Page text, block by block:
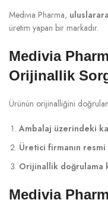
Medivia Pharma,
üretim yapan bir markadır.
Medivia
Orijinallik
Ürünün orijinalliğini
Ambalaj üzerindeki
Üretici firmanın
Orijinallik doğrulama
Medivia